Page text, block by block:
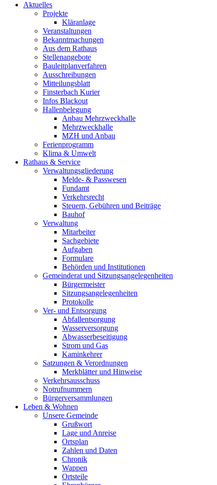
Aktuelles
Projekte
Kläranlage
Veranstaltungen
Bekanntmachungen
Aus dem Rathaus
Stellenangebote
Bauleitplanverfahren
Ausschreibungen
Mitteilungsblatt
Finsterbach Kurier
Infos Blackout
Hallenbelegung
Anbau Mehrzweckhalle
Mehrzweckhalle
MZH und Anbau
Ferienprogramm
Klima & Umwelt
Rathaus & Service
Verwaltungsgliederung
Melde- & Passwesen
Fundamt
Verkehrsrecht
Steuern, Gebühren und Beiträge
Bauhof
Verwaltung
Mitarbeiter
Sachgebiete
Aufgaben
Formulare
Behörden und Institutionen
Gemeinderat und Sitzungsangelegenheiten
Bürgermeister
Sitzungsangelegenheiten
Protokolle
Ver- und Entsorgung
Abfallentsorgung
Wasserversorgung
Abwasserbeseitigung
Strom und Gas
Kaminkehrer
Satzungen & Verordnungen
Merkblätter und Hinweise
Verkehrsausschuss
Notrufnummern
Bürgerversammlungen
Leben & Wohnen
Unsere Gemeinde
Grußwort
Lage und Anreise
Ortsplan
Zahlen und Daten
Chronik
Wappen
Ortsteile